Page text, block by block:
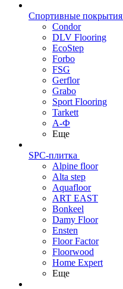
Спортивные покрытия
Condor
DLV Flooring
EcoStep
Forbo
FSG
Gerflor
Grabo
Sport Flooring
Tarkett
А-Ф
Еще
SPC-плитка
Alpine floor
Alta step
Aquafloor
ART EAST
Bonkeel
Damy Floor
Ensten
Floor Factor
Floorwood
Home Expert
Еще